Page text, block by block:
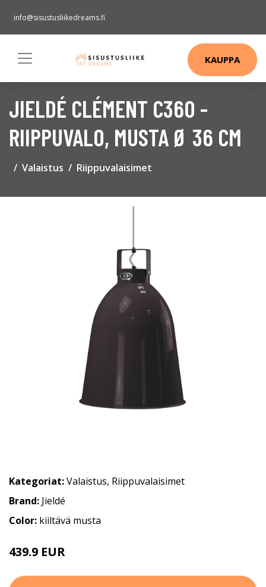
info@sisustusliikedreams.fi
KAUPPA
JIELDÉ CLÉMENT C360 -
RIIPPUVALO, MUSTA Ø 36 CM
Valaistus Riippuvalaisimet
Kategoriat:Valaistus, Riippuvalaisimet
Brand: Jieldé
Color: kiiltävä musta
439.9 EUR